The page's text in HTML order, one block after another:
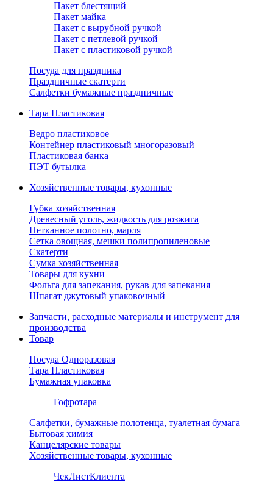
Пакет блестящий
Пакет майка
Пакет с вырубной ручкой
Пакет с петлевой ручкой
Пакет с пластиковой ручкой
Посуда для праздника
Праздничные скатерти
Салфетки бумажные праздничные
Тара Пластиковая
Ведро пластиковое
Контейнер пластиковый многоразовый
Пластиковая банка
ПЭТ бутылка
Хозяйственные товары, кухонные
Губка хозяйственная
Древесный уголь, жидкость для розжига
Нетканное полотно, марля
Сетка овощная, мешки полипропиленовые
Скатерти
Сумка хозяйственная
Товары для кухни
Фольга для запекания, рукав для запекания
Шпагат джутовый упаковочный
Запчасти, расходные материалы и инструмент для
производства
Товар
Посуда Одноразовая
Тара Пластиковая
Бумажная упаковка
Гофротара
Салфетки, бумажные полотенца, туалетная бумага
Бытовая химия
Канцелярские товары
Хозяйственные товары, кухонные
ЧекЛистКлиента